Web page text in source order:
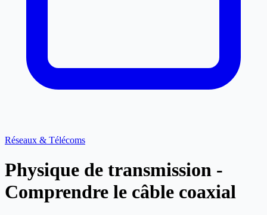
Réseaux & Télécoms
Physique de transmission -
Comprendre le câble coaxial